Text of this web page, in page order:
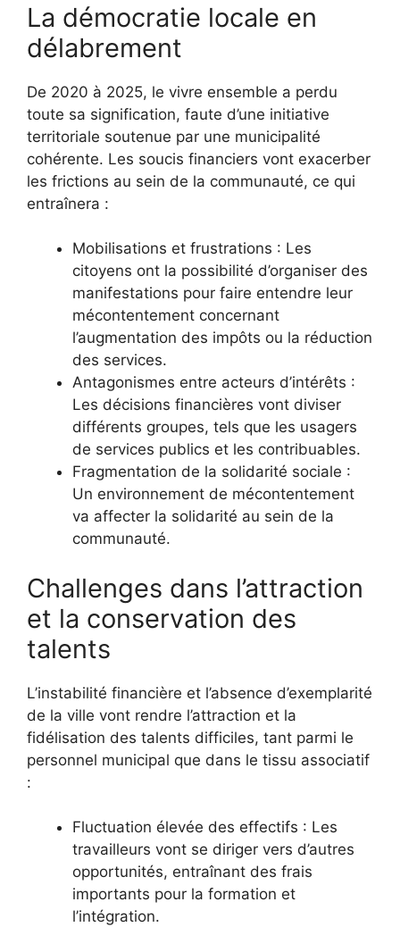
La démocratie locale en
délabrement
De 2020 à 2025, le vivre ensemble a perdu
toute sa signification, faute d’une initiative
territoriale soutenue par une municipalité
cohérente. Les soucis financiers vont exacerber
les frictions au sein de la communauté, ce qui
entraînera :
Mobilisations et frustrations : Les
citoyens ont la possibilité d’organiser des
manifestations pour faire entendre leur
mécontentement concernant
l’augmentation des impôts ou la réduction
des services.
Antagonismes entre acteurs d’intérêts :
Les décisions financières vont diviser
différents groupes, tels que les usagers
de services publics et les contribuables.
Fragmentation de la solidarité sociale :
Un environnement de mécontentement
va affecter la solidarité au sein de la
communauté.
Challenges dans l’attraction
et la conservation des
talents
L’instabilité financière et l’absence d’exemplarité
de la ville vont rendre l’attraction et la
fidélisation des talents difficiles, tant parmi le
personnel municipal que dans le tissu associatif
:
Fluctuation élevée des effectifs : Les
travailleurs vont se diriger vers d’autres
opportunités, entraînant des frais
importants pour la formation et
l’intégration.